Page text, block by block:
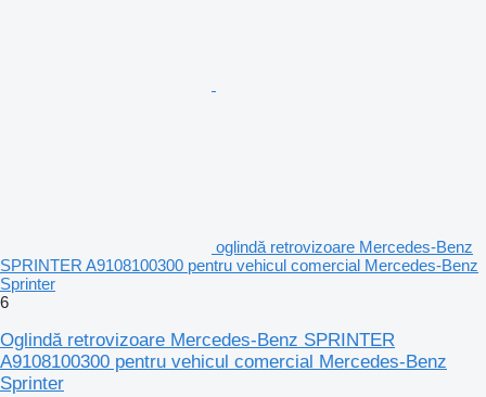
oglindă retrovizoare Mercedes-Benz
SPRINTER A9108100300 pentru vehicul comercial Mercedes-Benz
Sprinter
6
Oglindă retrovizoare Mercedes-Benz SPRINTER
A9108100300 pentru vehicul comercial Mercedes-Benz
Sprinter